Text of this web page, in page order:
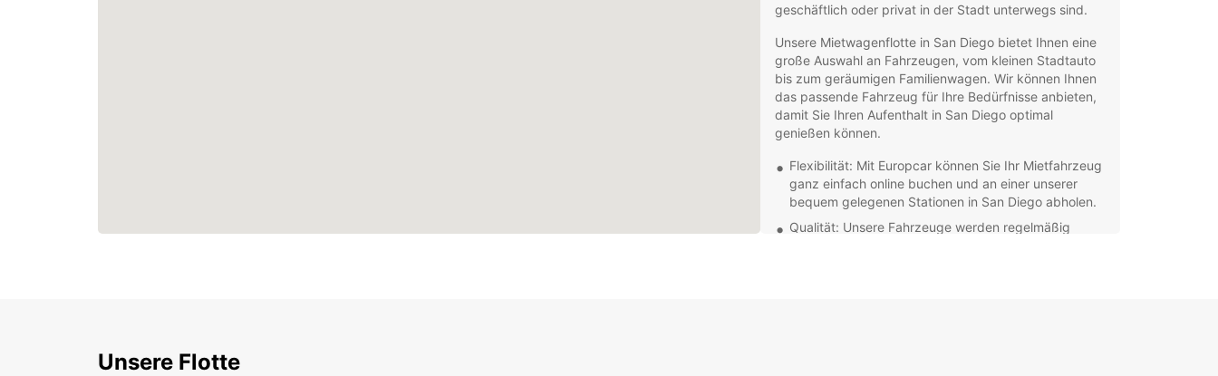
geschäftlich oder privat in der Stadt unterwegs sind.
Unsere Mietwagenflotte in San Diego bietet Ihnen eine
große Auswahl an Fahrzeugen, vom kleinen Stadtauto
bis zum geräumigen Familienwagen. Wir können Ihnen
das passende Fahrzeug für Ihre Bedürfnisse anbieten,
damit Sie Ihren Aufenthalt in San Diego optimal
genießen können.
Flexibilität: Mit Europcar können Sie Ihr Mietfahrzeug
ganz einfach online buchen und an einer unserer
bequem gelegenen Stationen in San Diego abholen.
Qualität: Unsere Fahrzeuge werden regelmäßig
Unsere Flotte